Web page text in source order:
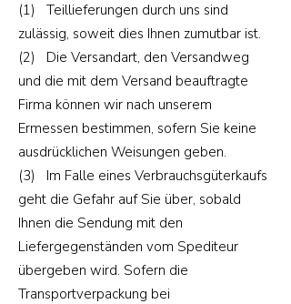
(1) Teillieferungen durch uns sind
zulässig, soweit dies Ihnen zumutbar ist.
(2) Die Versandart, den Versandweg
und die mit dem Versand beauftragte
Firma können wir nach unserem
Ermessen bestimmen, sofern Sie keine
ausdrücklichen Weisungen geben.
(3) Im Falle eines Verbrauchsgüterkaufs
geht die Gefahr auf Sie über, sobald
Ihnen die Sendung mit den
Liefergegenständen vom Spediteur
übergeben wird. Sofern die
Transportverpackung bei